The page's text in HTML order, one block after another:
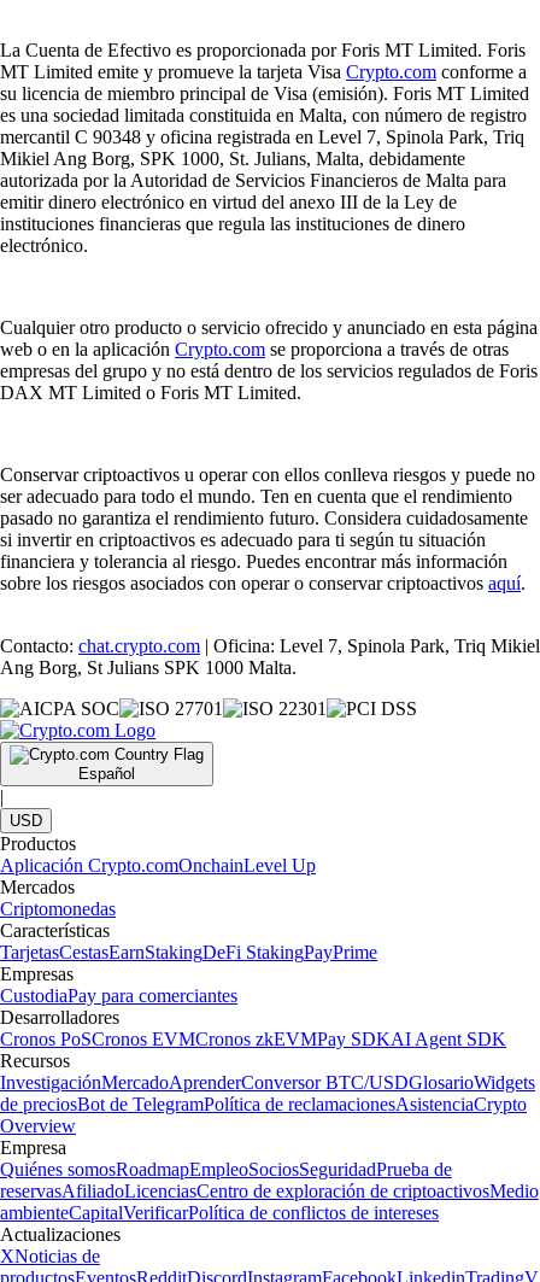
La Cuenta de Efectivo es proporcionada por Foris MT Limited. Foris
MT Limited emite y promueve la tarjeta Visa Crypto.com conforme a
su licencia de miembro principal de Visa (emisión). Foris MT Limited
es una sociedad limitada constituida en Malta, con número de registro
mercantil C 90348 y oficina registrada en Level 7, Spinola Park, Triq
Mikiel Ang Borg, SPK 1000, St. Julians, Malta, debidamente
autorizada por la Autoridad de Servicios Financieros de Malta para
emitir dinero electrónico en virtud del anexo III de la Ley de
instituciones financieras que regula las instituciones de dinero
electrónico.
Cualquier otro producto o servicio ofrecido y anunciado en esta página
web o en la aplicación Crypto.com se proporciona a través de otras
empresas del grupo y no está dentro de los servicios regulados de Foris
DAX MT Limited o Foris MT Limited.
Conservar criptoactivos u operar con ellos conlleva riesgos y puede no
ser adecuado para todo el mundo. Ten en cuenta que el rendimiento
pasado no garantiza el rendimiento futuro. Considera cuidadosamente
si invertir en criptoactivos es adecuado para ti según tu situación
financiera y tolerancia al riesgo. Puedes encontrar más información
sobre los riesgos asociados con operar o conservar criptoactivos aquí.
Contacto: chat.crypto.com | Oficina: Level 7, Spinola Park, Triq Mikiel
Ang Borg, St Julians SPK 1000 Malta.
Español
|
USD
Productos
Aplicación Crypto.comOnchainLevel Up
Mercados
Criptomonedas
Características
TarjetasCestasEarnStakingDeFi StakingPayPrime
Empresas
CustodiaPay para comerciantes
Desarrolladores
Cronos PoSCronos EVMCronos zkEVMPay SDKAI Agent SDK
Recursos
InvestigaciónMercadoAprenderConversor BTC/USDGlosarioWidgets
de preciosBot de TelegramPolítica de reclamacionesAsistenciaCrypto
Overview
Empresa
Quiénes somosRoadmapEmpleoSociosSeguridadPrueba de
reservasAfiliadoLicenciasCentro de exploración de criptoactivosMedio
ambienteCapitalVerificarPolítica de conflictos de intereses
Actualizaciones
XNoticias de
productosEventosRedditDiscordInstagramFacebookLinkedinTradingV